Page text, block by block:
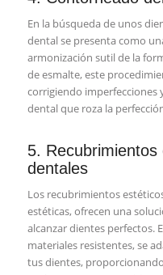
En la búsqueda de unos
dental se presenta como
armonización sutil de la
de esmalte, este
corrigiendo imperfecciones
dental que roza la
5.
dentales
Los recubrimientos
estéticas, ofrecen una
alcanzar dientes perfectos.
materiales resistentes, se
tus dientes,